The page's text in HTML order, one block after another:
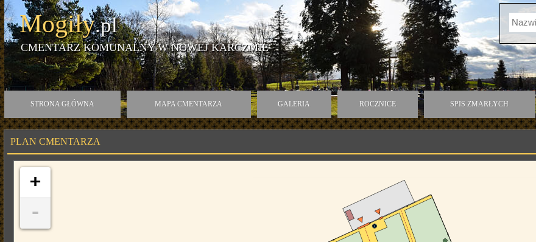
Mogiły.pl
CMENTARZ KOMUNALNY W NOWEJ KARCZMIE
STRONA GŁÓWNA MAPA CMENTARZA GALERIA ROCZNICE SPIS ZMARŁYCH
PLAN CMENTARZA
+
-